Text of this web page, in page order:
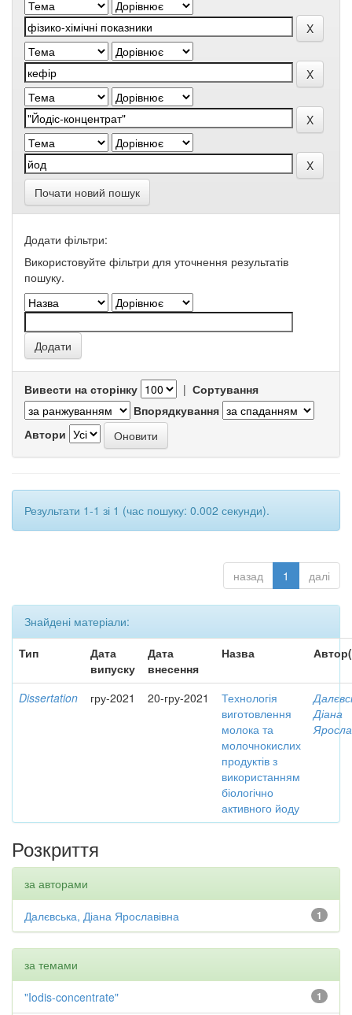
Почати новий пошук
Додати фільтри:
Використовуйте фільтри для уточнення результатів
пошуку.
Вивести на сторінку | Сортування
Впорядкування
Автори
Результати 1-1 зі 1 (час пошуку: 0.002 секунди).
назад 1 далі
Знайдені матеріали:
Тип
Дата
випуску
Дата
внесення
Назва
Dissertation гру-2021 20-гру-2021
Технологія
виготовлення
молока та
молочнокислих
продуктів з
використанням
біологічно
активного йоду
Діана
Розкриття
за авторами
1
Далєвська, Діана Ярославівна
за темами
1
"Iodis-concentrate"